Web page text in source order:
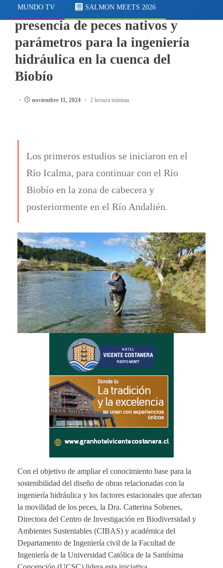
MUNDO TV SALMON MEETS 2026
CIBAS realiza monitoreo de
presencia de peces nativos y
parámetros para la ingeniería
hidráulica en la cuenca del
Biobío
noviembre 11, 2024 2 lectura mínima
Los primeros estudios se iniciaron en el
Río Icalma, para continuar con el Río
Biobío en la zona de cabecera y
posteriormente en el Río Andalién.
Con el objetivo de ampliar el conocimiento base para la
sostenibilidad del diseño de obras relacionadas con la
ingeniería hidráulica y los factores estacionales que afectan
la movilidad de los peces, la Dra. Catterina Sobenes,
Directora del Centro de Investigación en Biodiversidad y
Ambientes Sustentables (CIBAS) y académica del
Departamento de Ingeniería civil de la Facultad de
Ingeniería de la Universidad Católica de la Santísima